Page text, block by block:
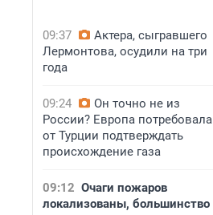
09:37
Актера, сыгравшего
Лермонтова, осудили на три
года
09:24
Он точно не из
России? Европа потребовала
от Турции подтверждать
происхождение газа
09:12 Очаги пожаров
локализованы, большинство